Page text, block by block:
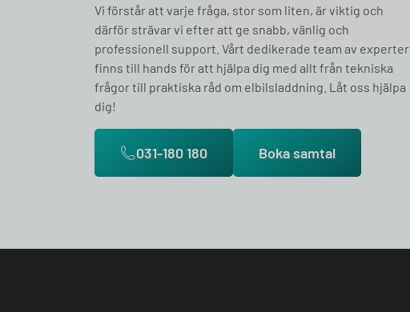
Vi förstår att varje fråga, stor som liten, är viktig och
därför strävar vi efter att ge snabb, vänlig och
professionell support. Vårt dedikerade team av experter
finns till hands för att hjälpa dig med allt från tekniska
frågor till praktiska råd om elbilsladdning. Låt oss hjälpa
dig!
031-180 180 Boka samtal